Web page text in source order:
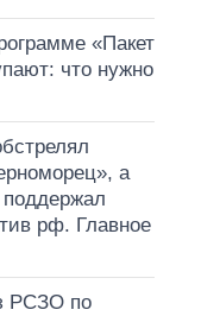
«Пакет
что нужно
а
рф. Главное
РСЗО по